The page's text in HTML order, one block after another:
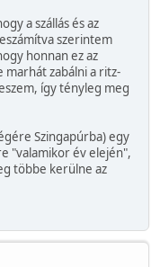
a szállás és az
szerintem
honnan ez az
marhát zabálni a ritz-
így tényleg meg
Szingapúrba) egy
"valamikor év elején",
többe kerülne az